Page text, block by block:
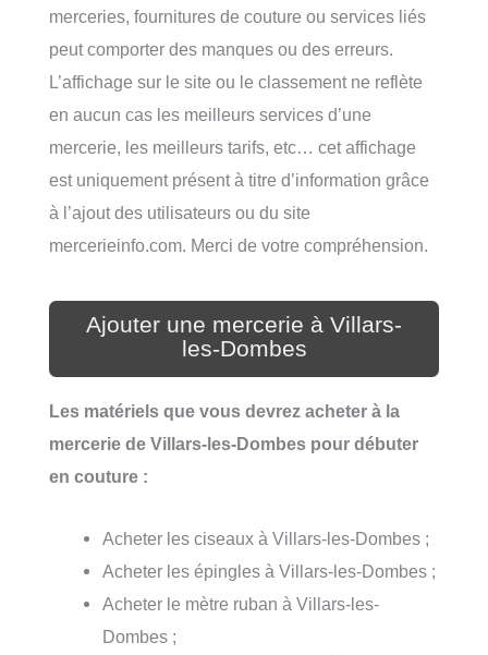
merceries, fournitures de couture ou services liés
peut comporter des manques ou des erreurs.
L’affichage sur le site ou le classement ne reflète
en aucun cas les meilleurs services d’une
mercerie, les meilleurs tarifs, etc… cet affichage
est uniquement présent à titre d’information grâce
à l’ajout des utilisateurs ou du site
mercerieinfo.com. Merci de votre compréhension.
Ajouter une mercerie à Villars-
les-Dombes
Les matériels que vous devrez acheter à la
mercerie de Villars-les-Dombes pour débuter
en couture :
Acheter les ciseaux à Villars-les-Dombes ;
Acheter les épingles à Villars-les-Dombes ;
Acheter le mètre ruban à Villars-les-
Dombes ;